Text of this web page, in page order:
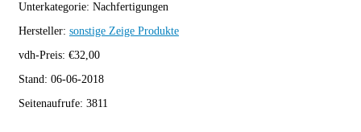
Unterkategorie: Nachfertigungen
Hersteller: sonstige Zeige Produkte
vdh-Preis: €32,00
Stand: 06-06-2018
Seitenaufrufe: 3811